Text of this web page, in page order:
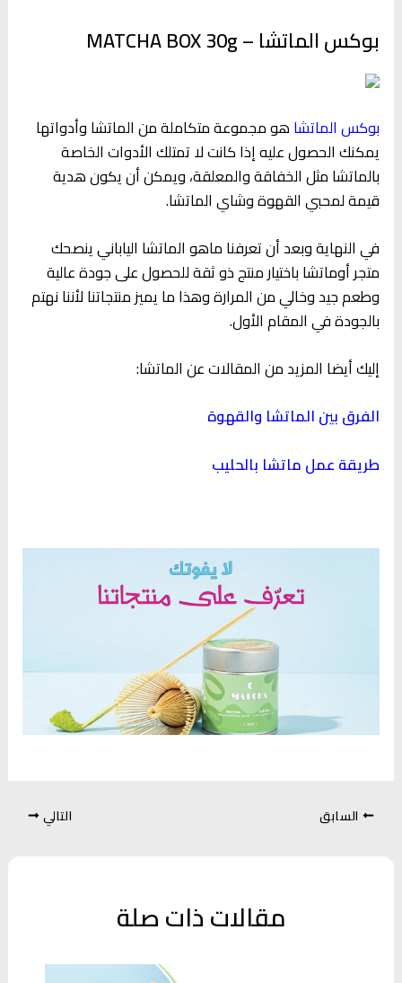
بوكس الماتشا – MATCHA BOX 30g
بوكس الماتشا هو مجموعة متكاملة من الماتشا وأدواتها
يمكنك الحصول عليه إذا كانت لا تمتلك الأدوات الخاصة
بالماتشا مثل الخفاقة والمعلقة، ويمكن أن يكون هدية
قيمة لمحبي القهوة وشاي الماتشا.
في النهاية وبعد أن تعرفنا ماهو الماتشا الياباني ينصحك
متجر أوماتشا باختيار منتج ذو ثقة للحصول على جودة عالية
وطعم جيد وخالي من المرارة وهذا ما يميز منتجاتنا لأننا نهتم
بالجودة في المقام الأول.
إليك أيضا المزيد من المقالات عن الماتشا:
الفرق بين الماتشا والقهوة
طريقة عمل ماتشا بالحليب
السابق التالي
مقالات ذات صلة